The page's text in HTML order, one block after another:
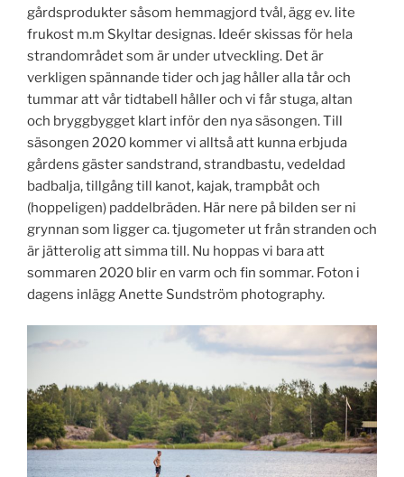
gårdsprodukter såsom hemmagjord tvål, ägg ev. lite
frukost m.m Skyltar designas. Ideér skissas för hela
strandområdet som är under utveckling. Det är
verkligen spännande tider och jag håller alla tår och
tummar att vår tidtabell håller och vi får stuga, altan
och bryggbygget klart inför den nya säsongen. Till
säsongen 2020 kommer vi alltså att kunna erbjuda
gårdens gäster sandstrand, strandbastu, vedeldad
badbalja, tillgång till kanot, kajak, trampbåt och
(hoppeligen) paddelbräden. Här nere på bilden ser ni
grynnan som ligger ca. tjugometer ut från stranden och
är jätterolig att simma till. Nu hoppas vi bara att
sommaren 2020 blir en varm och fin sommar. Foton i
dagens inlägg Anette Sundström photography.